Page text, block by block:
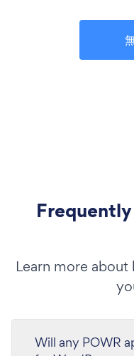
Learn more
Will any POWR